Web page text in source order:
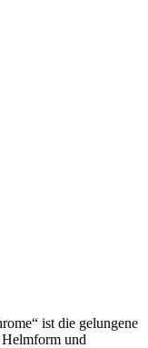
ist die gelungene
und